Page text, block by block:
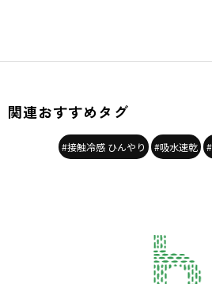
関連おすすめタグ
#接触冷感 ひんやり #吸水速乾